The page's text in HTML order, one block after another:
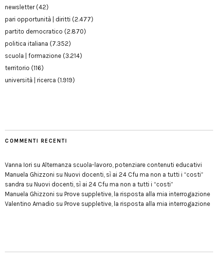
newsletter(42)
pari opportunità | diritti (2.477)
partito democratico (2.870)
politica italiana (7.352)
scuola | formazione (3.214)
territorio (116)
università | ricerca (1.919)
COMMENTI RECENTI
Vanna Iori su Alternanza scuola-lavoro, potenziare contenuti educativi
Manuela Ghizzoni su Nuovi docenti, sì ai 24 Cfu ma non a tutti i “costi”
sandra su Nuovi docenti, sì ai 24 Cfu ma non a tutti i “costi”
Manuela Ghizzoni su Prove suppletive, la risposta alla mia interrogazione
Valentino Amadio su Prove suppletive, la risposta alla mia interrogazione